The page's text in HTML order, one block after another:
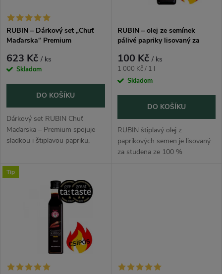
í
p
r
o
d
u
k
s
p
r
d
u
k
RUBIN – Dárkový set „Chuť
Maďarska“ Premium
623 Kč / ks
Skladom
DO KOŠÍKU
Dárkový set RUBIN Chuť
Maďarska – Premium spojuje
sladkou i štiplavou papriku,
reprezentativního balení.
Výborný dárek pro...
RUBIN – olej ze semínek
pálivé papriky lisovaný za
100 Kč / ks
Měrná
cena:
1 000 Kč / 1 l
Skladom
DO KOŠÍKU
RUBIN štiplavý olej z
paprikových semen je lisovaný
za studena ze 100 %
Tip